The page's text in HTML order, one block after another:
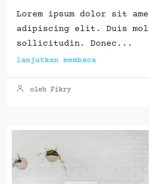
Lorem ipsum dolor sit
adipiscing elit. Duis
sollicitudin. Donec...
lanjutkan membaca
oleh Fikry